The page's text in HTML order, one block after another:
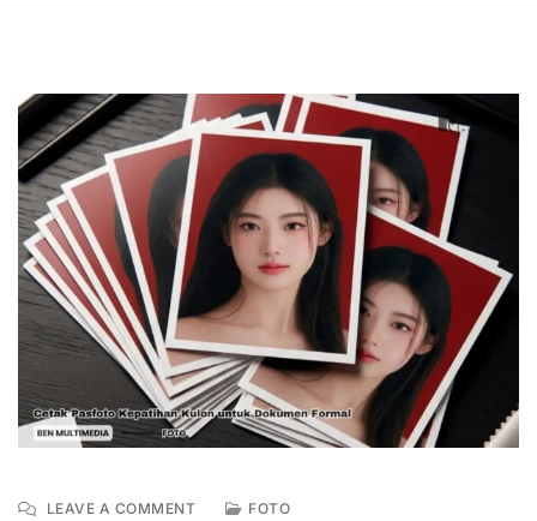
LEAVE A COMMENTON
FOTO